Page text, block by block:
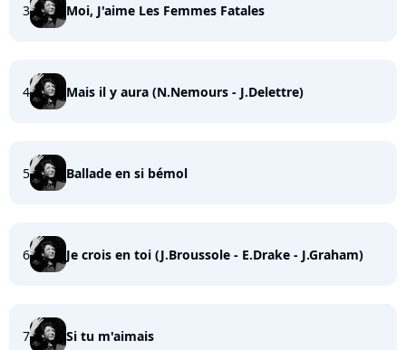
3 Moi, J'aime Les Femmes Fatales
4 Mais il y aura (N.Nemours - J.Delettre)
5 Ballade en si bémol
6 Je crois en toi (J.Broussole - E.Drake - J.Graham)
7 Si tu m'aimais